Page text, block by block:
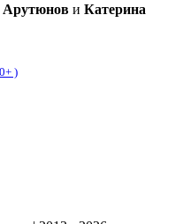
Арутюнов и Катерина
)